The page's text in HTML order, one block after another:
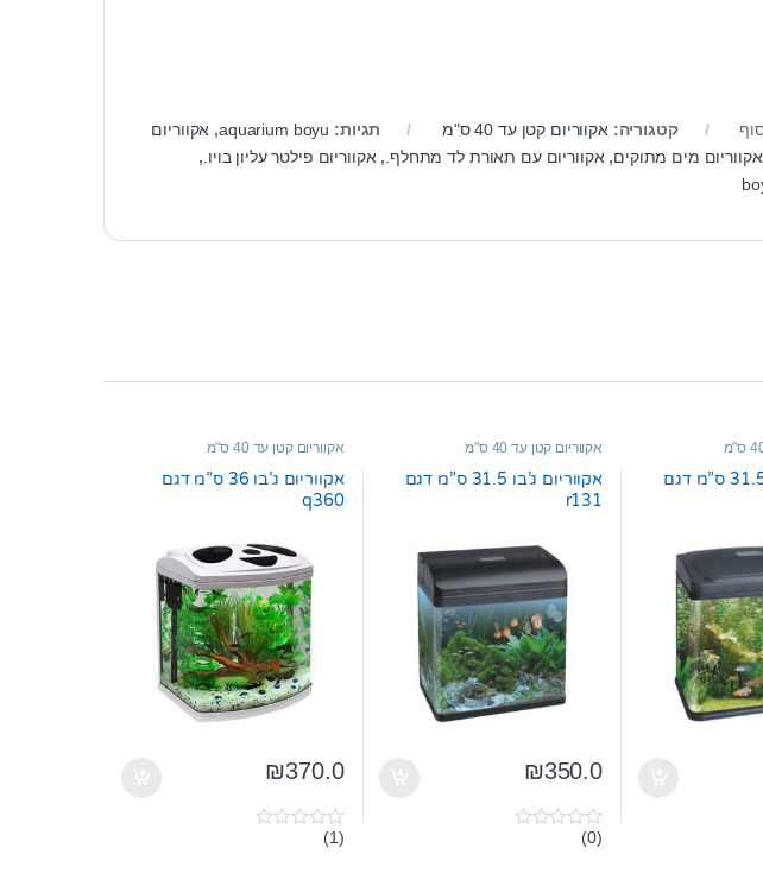
קטגוריה: אקווריום קטן עד 40 ס"מ תגיות: aquarium boyu
, אקווריום
אקווריום מים מתוקים, אקווריום עם תאורת לד מתחלף. , אקווריום פילטר עליון בויו. ,
אקווריום ג’בו 31.5 ס”מ דגם
אקווריום קטן עד 40 ס"מ
אקווריום ג’בו 31.5 ס”מ דגם
r131
₪350.0
0(0)
אקווריום קטן עד 40 ס"מ
אקווריום ג’בו 36 ס”מ דגם
q360
₪370.0
0(1)